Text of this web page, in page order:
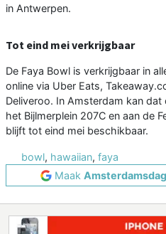
in Antwerpen.
Tot eind mei verkrijgbaar
De Faya Bowl is verkrijgbaar in
online via Uber Eats,
Deliveroo. In Amsterdam kan dat
het Bijlmerplein 207C en aan de
blijft tot eind mei beschikbaar.
bowl, hawaiian, faya
Maak